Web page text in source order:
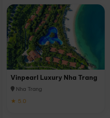
Vinpearl Luxury Nha Trang
Nha Trang
★ 5.0